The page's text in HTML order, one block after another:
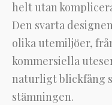
helt utan
Den svarta
olika utemiljöer,
kommersiella
naturligt blickfång
stämningen.